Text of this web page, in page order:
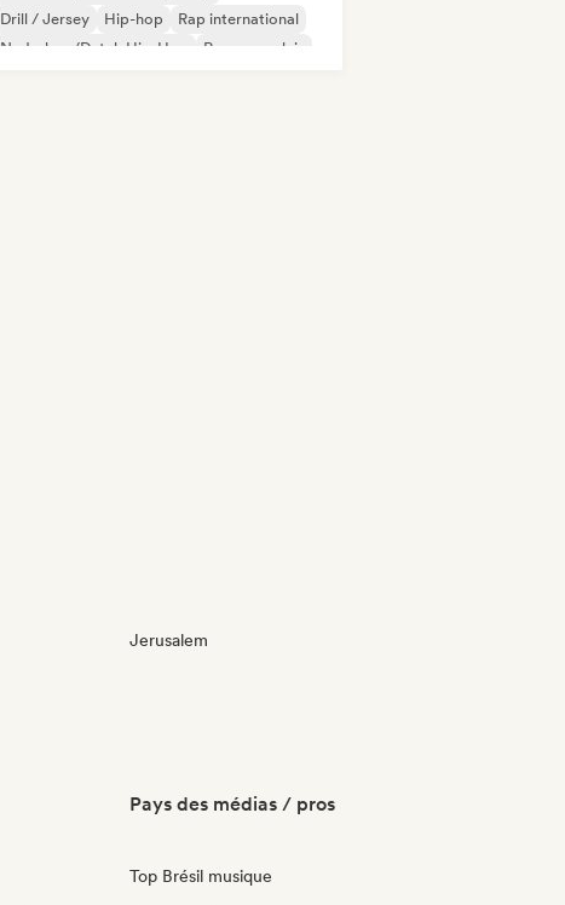
Drill / Jersey
Hip-hop
Rap international
Nederhop/Dutch Hip-Hop
Rap en anglais
Jerusalem
Pays des médias / pros
Top Brésil musique